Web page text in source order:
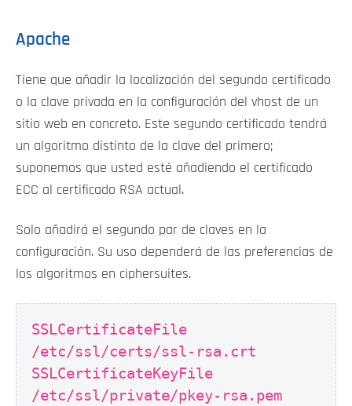
Apache
Tiene que añadir la localización del segundo certificado
o la clave privada en la configuración del vhost de un
sitio web en concreto. Este segundo certificado tendrá
un algoritmo distinto de la clave del primero;
suponemos que usted esté añadiendo el certificado
ECC al certificado RSA actual.
Solo añadirá el segundo par de claves en la
configuración. Su uso dependerá de las preferencias de
los algoritmos en ciphersuites.
SSLCertificateFile
/etc/ssl/certs/ssl-rsa.crt
SSLCertificateKeyFile
/etc/ssl/private/pkey-rsa.pem